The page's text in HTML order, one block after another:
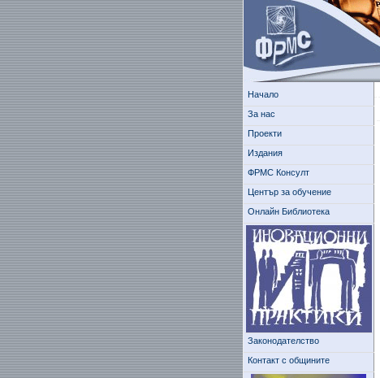
Начало
За нас
Проекти
Издания
ФРМС Консулт
Център за обучение
Онлайн Библиотека
Законодателство
Контакт с общините